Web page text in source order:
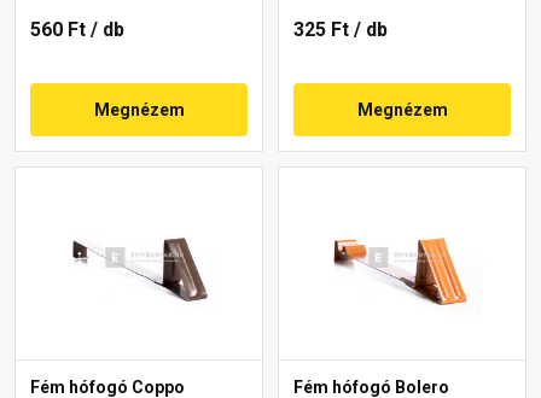
560 Ft / db
Megnézem
325 Ft / db
Megnézem
Fém hófogó Coppo
Fém hófogó Bolero